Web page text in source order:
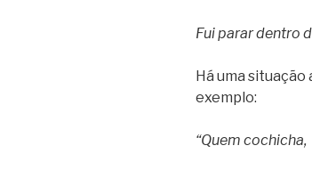
Fui parar dentro
Há uma
exemplo:
“Quem cochicha,